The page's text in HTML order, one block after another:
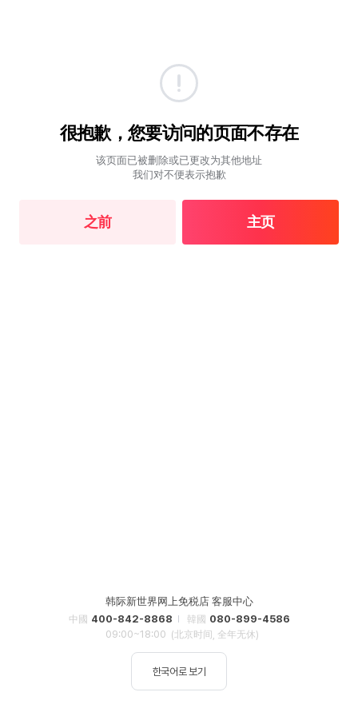
很抱歉，您要访问的页面不存在
该页面已被删除或已更改为其他地址
我们对不便表示抱歉
之前 主页
韩际新世界网上免税店 客服中心
中國 400-842-8868 韓國 080-899-4586
09:00~18:00 (北京时间, 全年无休)
한국어로 보기